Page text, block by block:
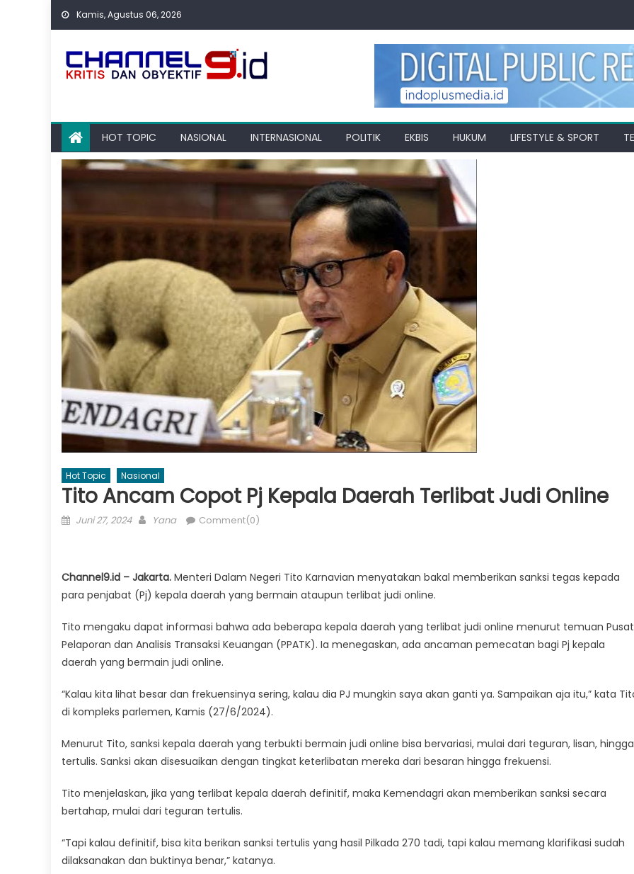
Skip
Kamis, Agustus 06, 2026
HOT TOPIC NASIONAL INTERNASIONAL POLITIK EKBIS HUKUM LIFESTYLE & SPORT
Hot Topic Nasional
Tito Ancam Copot Pj Kepala Daerah Terlibat Judi Online
Posted
Juni 27, 2024 Author
Yana Comment(0)
Channel9.id – Jakarta. Menteri Dalam Negeri Tito Karnavian menyatakan bakal memberikan sanksi tegas kepada
para penjabat (Pj) kepala daerah yang bermain ataupun terlibat judi online.
Tito mengaku dapat informasi bahwa ada beberapa kepala daerah yang terlibat judi online menurut temuan Pusat
Pelaporan dan Analisis Transaksi Keuangan (PPATK). Ia menegaskan, ada ancaman pemecatan bagi Pj kepala
daerah yang bermain judi online.
“Kalau kita lihat besar dan frekuensinya sering, kalau dia PJ mungkin saya akan ganti ya. Sampaikan aja itu,” kata
di kompleks parlemen, Kamis (27/6/2024).
Menurut Tito, sanksi kepala daerah yang terbukti bermain judi online bisa bervariasi, mulai dari teguran, lisan, hingga
tertulis. Sanksi akan disesuaikan dengan tingkat keterlibatan mereka dari besaran hingga frekuensi.
Tito menjelaskan, jika yang terlibat kepala daerah definitif, maka Kemendagri akan memberikan sanksi secara
bertahap, mulai dari teguran tertulis.
“Tapi kalau definitif, bisa kita berikan sanksi tertulis yang hasil Pilkada 270 tadi, tapi kalau memang klarifikasi sudah
dilaksanakan dan buktinya benar,” katanya.